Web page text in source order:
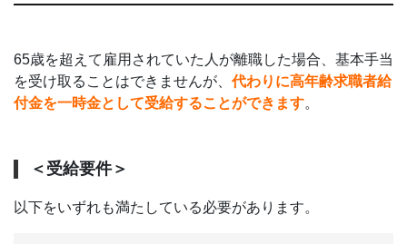
65歳を超えて雇用されていた人が離職した場合、基本手当
を受け取ることはできませんが、代わりに高年齢求職者給
付金を一時金として受給することができます。
＜受給要件＞
以下をいずれも満たしている必要があります。